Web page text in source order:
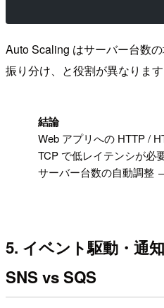
Auto Scaling はサーバー台数
振り分け、と役割が異なります
結論
Web アプリへの HTTP /
TCP で低レイテンシが必
サーバー台数の自動調整
5. イベント駆動・通
SNS vs SQS